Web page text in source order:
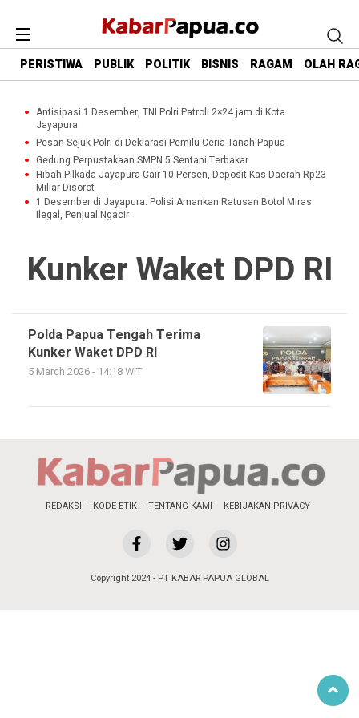
PERISTIWA PUBLIK POLITIK BISNIS RAGAM OLAH
Antisipasi 1 Desember, TNI Polri Patroli 2×24 jam di Kota
Jayapura
Pesan Sejuk Polri di Deklarasi Pemilu Ceria Tanah Papua
Gedung Perpustakaan SMPN 5 Sentani Terbakar
Hibah Pilkada Jayapura Cair 10 Persen, Deposit Kas Daerah Rp23
Miliar Disorot
1 Desember di Jayapura: Polisi Amankan Ratusan Botol Miras
Ilegal, Penjual Ngacir
Kunker Waket DPD RI
Polda Papua Tengah Terima
Kunker Waket DPD RI
5 March 2026 - 14:18 WIT
REDAKSI KODE ETIK TENTANG KAMI KEBIJAKAN PRIVACY
Copyright 2024 - PT KABAR PAPUA GLOBAL